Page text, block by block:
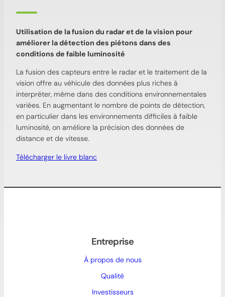
Utilisation de la fusion du radar et de la vision pour
améliorer la détection des piétons dans des
conditions de faible luminosité
La fusion des capteurs entre le radar et le traitement de la
vision offre au véhicule des données plus riches à
interpréter, même dans des conditions environnementales
variées. En augmentant le nombre de points de détection,
en particulier dans les environnements difficiles à faible
luminosité, on améliore la précision des données de
distance et de vitesse.
Télécharger le livre blanc
Entreprise
À propos de nous
Qualité
Investisseurs